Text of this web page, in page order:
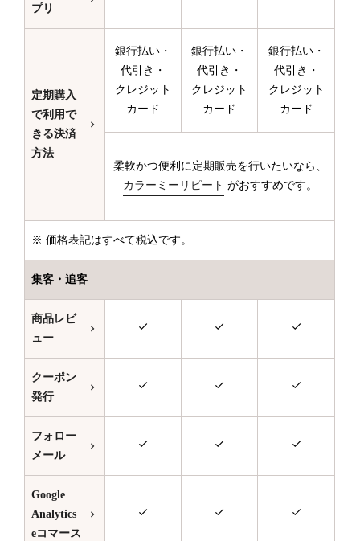
プリ
定期購入
で利用で
きる決済
方法
銀行払い・
代引き・
クレジット
カード
銀行払い・
代引き・
クレジット
カード
銀行払い・
代引き・
クレジット
カード
柔軟かつ便利に定期販売を行いたいなら、
カラーミーリピート がおすすめです。
※ 価格表記はすべて税込です。
集客・追客
商品レビ
ュー
クーポン
発行
フォロー
メール
Google
Analytics
eコマース